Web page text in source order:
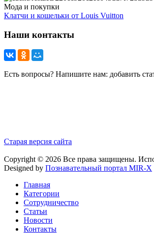
Мода и покупки
Клатчи и кошельки от Louis Vuitton
Наши контакты
Есть вопросы? Напишите нам: добавить
Старая версия сайта
Copyright © 2026 Все права защищены.
Designed by Познавательный портал MIR-X
Главная
Категории
Сотрудничество
Статьи
Новости
Контакты